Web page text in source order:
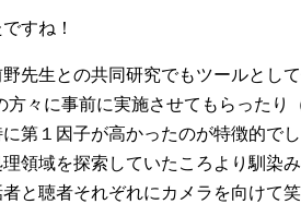
すね！
先生との共同研究でもツールとし
方々に事前に実施させてもらったり
第１因子が高かったのが特徴的で
領域を探索していたころより馴染
と聴者それぞれにカメラを向けて